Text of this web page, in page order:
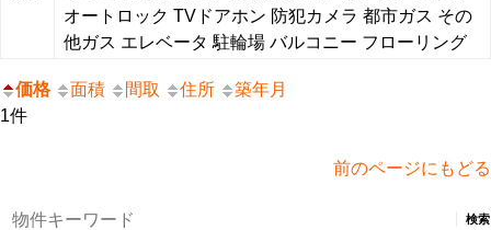
オートロック TVドアホン 防犯カメラ 都市ガス その
他ガス エレベータ 駐輪場 バルコニー フローリング
価格 面積 間取 住所
築年月
1件
前のページにもどる
検